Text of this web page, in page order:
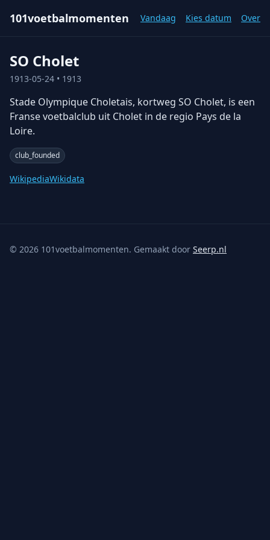
101voetbalmomenten Vandaag Kies datum Over
SO Cholet
1913-05-24 • 1913
Stade Olympique Choletais, kortweg SO Cholet, is een
Franse voetbalclub uit Cholet in de regio Pays de la
Loire.
club_founded
WikipediaWikidata
© 2026 101voetbalmomenten. Gemaakt door Seerp.nl